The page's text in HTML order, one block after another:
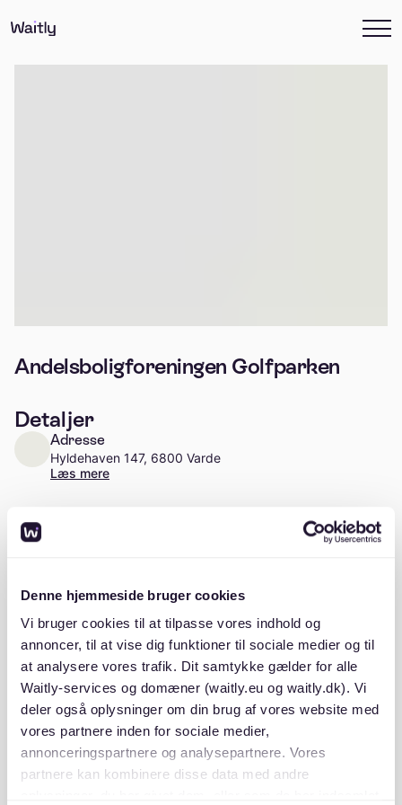
Denne hjemmeside bruger cookies
Vi bruger cookies til at tilpasse vores indhold og
annoncer, til at vise dig funktioner til sociale medier og til
at analysere vores trafik. Dit samtykke gælder for alle
Waitly-services og domæner (waitly.eu og waitly.dk). Vi
deler også oplysninger om din brug af vores website med
vores partnere inden for sociale medier,
annonceringspartnere og analysepartnere. Vores
partnere kan kombinere disse data med andre
Andelsboligforeningen Golfparken
Detaljer
Adresse
Hyldehaven 147, 6800 Varde
Læs mere
2007
Beskrivelse